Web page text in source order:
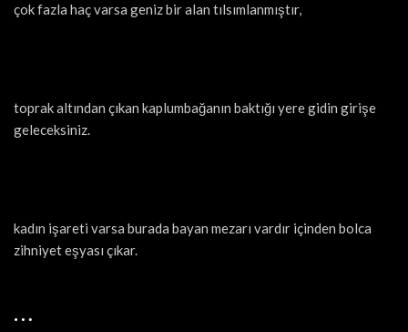
çok fazla haç varsa geniz bir alan tılsımlanmıştır,
toprak altından çıkan kaplumbağanın baktığı yere gidin girişe
geleceksiniz.
kadın işareti varsa burada bayan mezarı vardır içinden bolca
zihniyet eşyası çıkar.